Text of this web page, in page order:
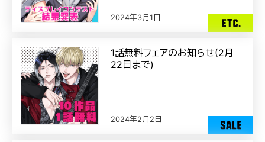
2024年3月1日
1話無料フェアのお知らせ(2月
22日まで)
2024年2月2日